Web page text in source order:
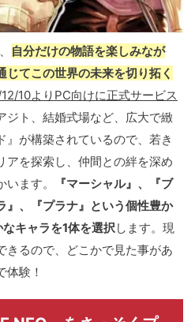
自分だけの物語を楽しみなが
じてこの世界の未来を切り拓く
10よりPC向けに正式サービス
ジト、結婚式場など、広大で緻
』が構築されているので、若き
アを探索し、仲間との絆を深め
ます。
『マーシャル』、『ブ
』、『プラナ』という個性豊か
キャラを1体を選択します。現
きるので、どこかで見た事があ
体験！